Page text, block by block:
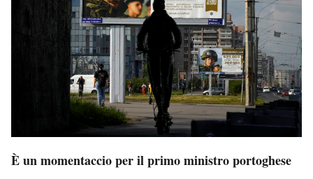
È un momentaccio per il primo ministro portoghese